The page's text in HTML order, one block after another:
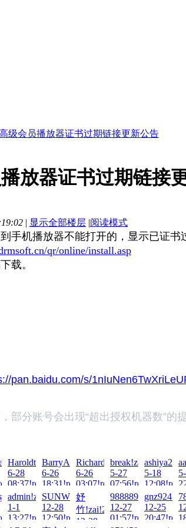
级会员播放器证书过期链接更新公告
放器证书过期链接
| 显示全部楼层 |阅读模式
手机播放器不能打开的，显示已证书
qr/online/install.asp
载。
pan.baidu.com/s/
部分账号会出现“超出授权机器数”的
Haroldtes!zai!2026-
6-28
08:37!read!
BarryAledy!zai!2026-
6-26
18:31!read!
RichardCib!zai!2026-
6-26
03:07!read!
break!zai!2026-
5-27
07:56!read!
5-18
admin!zai!2026-
1-1
13:27!read!
SUNWIN!zai!2025-
12-28
12:50!read!
妤
竹!zai!2025-
12-28
12-27
01:57!read!
12-25